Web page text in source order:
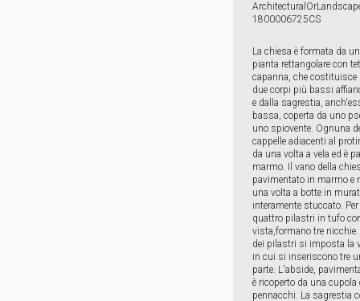
1800006725CS
La chiesa è formata da
pianta rettangolare con
capanna, che costituisce
due corpi più bassi
e dalla sagrestia,
bassa, coperta da uno
uno spiovente. Ognuna
cappelle adiacenti al
da una volta a vela ed è
marmo. Il vano della
pavimentato in marmo e
una volta a botte in
interamente stuccato.
quattro pilastri in tufo
vista,formano tre
dei pilastri si imposta la
in cui si inseriscono tre
parte. L'abside,
è ricoperto da una cupola
pennacchi. La sagrestia